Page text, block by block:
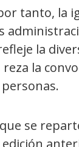
tanto, la
la
la
que se
edición